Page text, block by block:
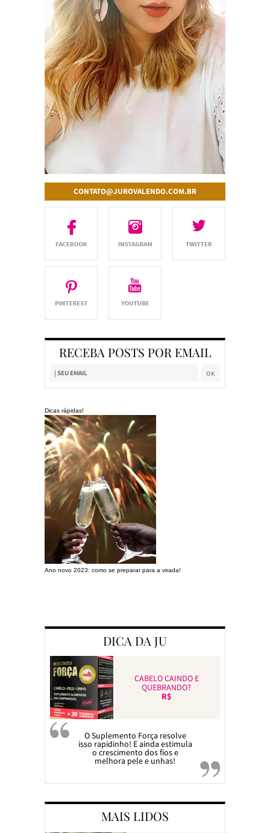
CONTATO@JUROVALENDO.COM.BR
RECEBA POSTS POR EMAIL
Dicas rápidas!
Ano novo 2023: como se preparar para a virada!
DICA DA JU
CABELO CAINDO E
QUEBRANDO?
R$
O Suplemento Força resolve
isso rapidinho! E ainda estimula
o crescimento dos fios e
melhora pele e unhas!
MAIS LIDOS